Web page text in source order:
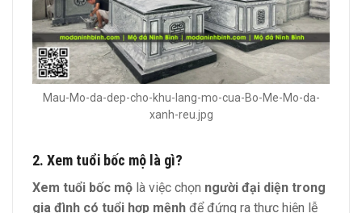
Mau-Mo-da-dep-cho-khu-lang-mo-cua-Bo-Me-Mo-da-
xanh-reu.jpg
2. Xem tuổi bốc mộ là gì?
Xem tuổi bốc mộ là việc chọn người đại diện trong
gia đình có tuổi hợp mệnh để đứng ra thực hiện lễ